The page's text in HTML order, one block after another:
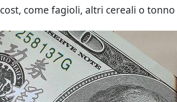
cost, come fagioli, altri cereali o tonno